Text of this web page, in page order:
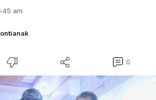
am
0